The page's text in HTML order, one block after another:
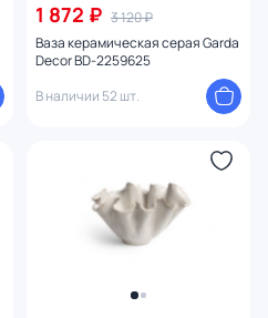
1 872 ₽ 3 120 ₽
Ваза керамическая серая Garda
Decor BD-2259625
В наличии 52 шт.